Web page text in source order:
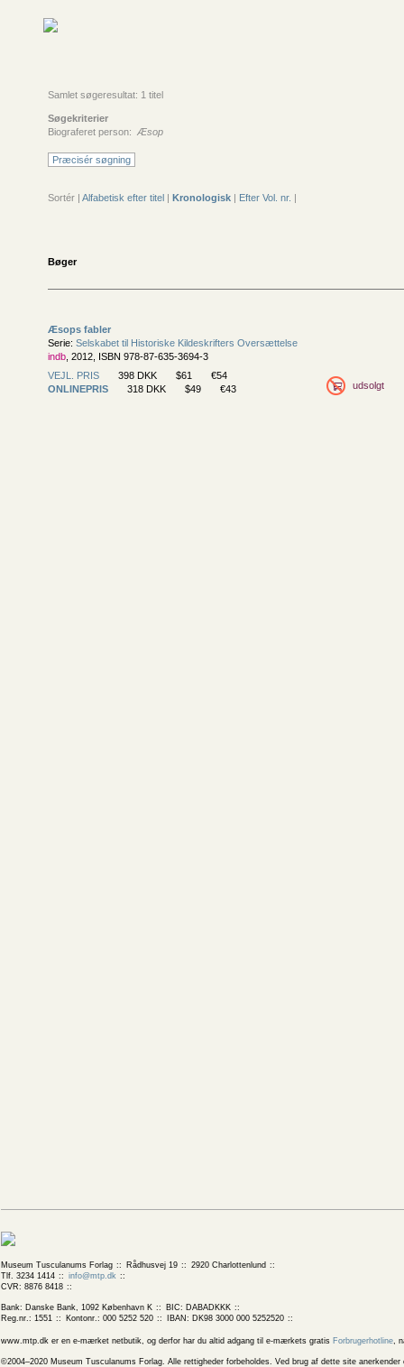
Samlet søgeresultat: 1 titel
Søgekriterier
Biograferet person: Æsop
Præcisér søgning
Sortér | Alfabetisk efter titel | Kronologisk | Efter Vol. nr. |
Bøger
Æsops fabler
Serie: Selskabet til Historiske Kildeskrifters Oversættelse
indb , 2012, ISBN 978-87-635-3694-3
VEJL. PRIS
398 DKK $61
€54
ONLINEPRIS
318 DKK $49 €43 udsolgt
Museum Tusculanums Forlag Rådhusvej 19
2920 Charlottenlund
Tlf. 3234 1414
info@mtp.dk
CVR: 8876 8418
Bank: Danske Bank, 1092 København K
BIC: DABADKKK
Reg.nr.: 1551
Kontonr.: 000 5252 520 IBAN: DK98 3000 000 5252520
www.mtp.dk er en e-mærket netbutik, og derfor har du altid adgang til e-mærkets gratis Forbrugerhotline,
©2004–2020 Museum Tusculanums Forlag. Alle rettigheder forbeholdes. Ved brug af dette site